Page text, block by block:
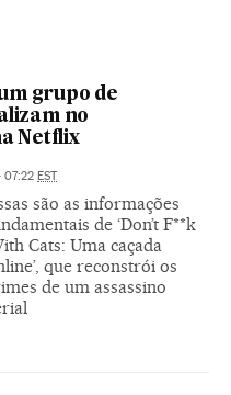
grupo de
no
Netflix
07:22 EST
são as informações
de ‘Don’t F**k
Cats: Uma caçada
que reconstrói os
de um assassino